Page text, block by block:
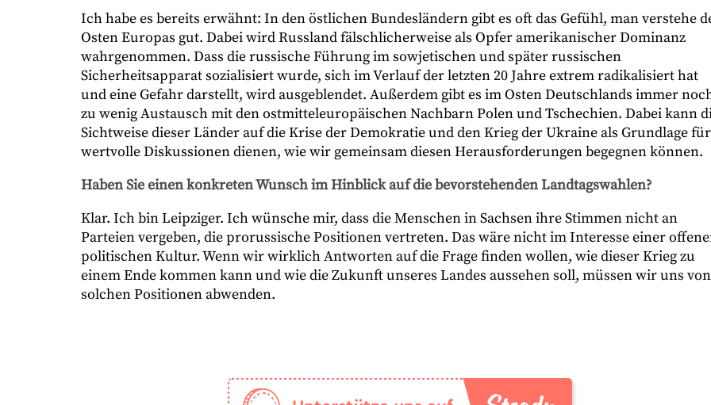
Ich habe es bereits erwähnt: In den östlichen Bundesländern gibt es oft das Gefühl, man verstehe
Osten Europas gut. Dabei wird Russland fälschlicherweise als Opfer amerikanischer Dominanz
wahrgenommen. Dass die russische Führung im sowjetischen und später russischen
Sicherheitsapparat sozialisiert wurde, sich im Verlauf der letzten 20 Jahre extrem radikalisiert hat
und eine Gefahr darstellt, wird ausgeblendet. Außerdem gibt es im Osten Deutschlands immer
zu wenig Austausch mit den ostmitteleuropäischen Nachbarn Polen und Tschechien. Dabei kann
Sichtweise dieser Länder auf die Krise der Demokratie und den Krieg der Ukraine als Grundlage für
wertvolle Diskussionen dienen, wie wir gemeinsam diesen Herausforderungen begegnen können.
Haben Sie einen konkreten Wunsch im Hinblick auf die bevorstehenden Landtagswahlen?
Klar. Ich bin Leipziger. Ich wünsche mir, dass die Menschen in Sachsen ihre Stimmen nicht an
Parteien vergeben, die prorussische Positionen vertreten. Das wäre nicht im Interesse einer
politischen Kultur. Wenn wir wirklich Antworten auf die Frage finden wollen, wie dieser Krieg zu
einem Ende kommen kann und wie die Zukunft unseres Landes aussehen soll, müssen wir uns von
solchen Positionen abwenden.